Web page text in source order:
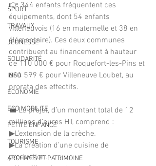
SPORT
TRAVAUX
JEUNESSE
SOLIDARITÉ
INFO
ECONOMIE
ECO MOBILITE
PETITE ENFANCE
TOURISME
ARCHIVES ET PATRIMOINE
👉 344 enfants fréquentent ces
équipements, dont 54 enfants
villeneuvois (16 en maternelle et 38 en
élémentaire). Ces deux communes
contribuent au financement à hauteur
de 110 000 € pour Roquefort-les-Pins et
664 599 € pour Villeneuve Loubet, au
prorata des effectifs.
💼 Le projet, d’un montant total de 12
millions d’euros HT, comprend :
▶L’extension de la crèche.
▶La création d’une cuisine de
production.